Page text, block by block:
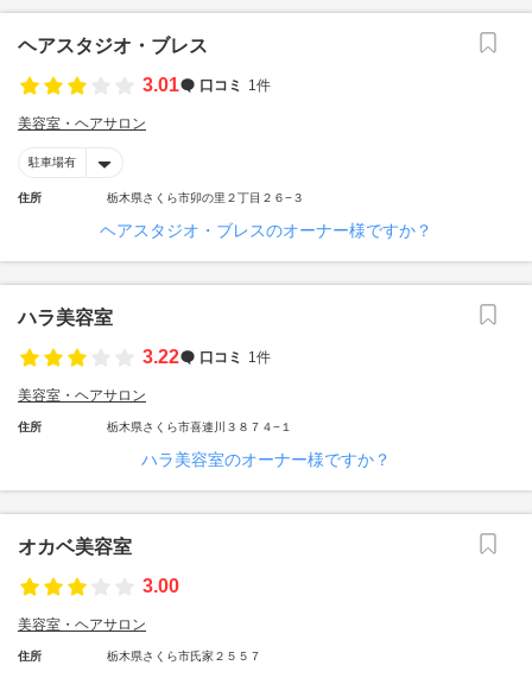
ヘアスタジオ・ブレス
3.01
口コミ 1件
美容室・ヘアサロン
駐車場有
住所 栃木県さくら市卯の里２丁目２６−３
ヘアスタジオ・ブレスのオーナー様ですか？
ハラ美容室
3.22
口コミ 1件
美容室・ヘアサロン
住所 栃木県さくら市喜連川３８７４−１
ハラ美容室のオーナー様ですか？
オカベ美容室
3.00
美容室・ヘアサロン
住所 栃木県さくら市氏家２５５７